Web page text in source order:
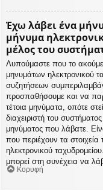
Έχω λάβει ένα
μήνυμα
μέλος του
Λυπούμαστε που το ακούμε
μηνυμάτων ηλεκτρονικού
συζητήσεων
προσπαθήσουμε και να
τέτοια μηνύματα, οπότε
διαχειριστή του
μηνύματος που λάβατε.
που περιέχουν τα
ηλεκτρονικού
μπορεί στη συνέχεια να
Κορυφή